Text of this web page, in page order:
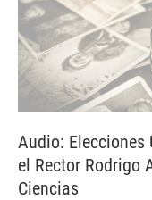
Audio:
el Rector Rodrigo
Ciencias